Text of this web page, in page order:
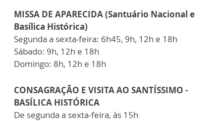
MISSA DE APARECIDA (Santuário Nacional e
Basílica Histórica)
Segunda a sexta-feira: 6h45, 9h, 12h e 18h
Sábado: 9h, 12h e 18h
Domingo: 8h, 12h e 18h
CONSAGRAÇÃO E VISITA AO SANTÍSSIMO -
BASÍLICA HISTÓRICA
De segunda a sexta-feira, às 15h